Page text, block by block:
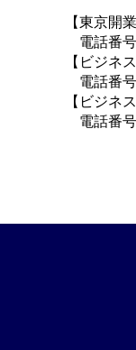
【東京開
電話番
【ビジネ
電話番
【ビジネ
電話番
メー